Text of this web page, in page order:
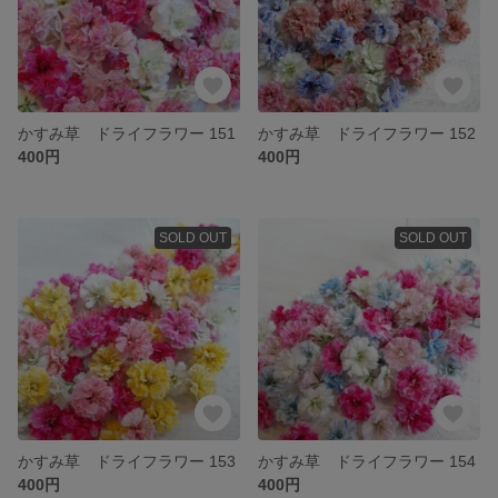
かすみ草 ドライフラワー 151
400円
かすみ草 ドライフラワー 152
400円
SOLD OUT
かすみ草 ドライフラワー 153
400円
SOLD OUT
かすみ草 ドライフラワー 154
400円